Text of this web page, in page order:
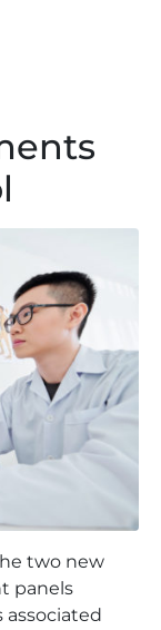
two new
panels
associated